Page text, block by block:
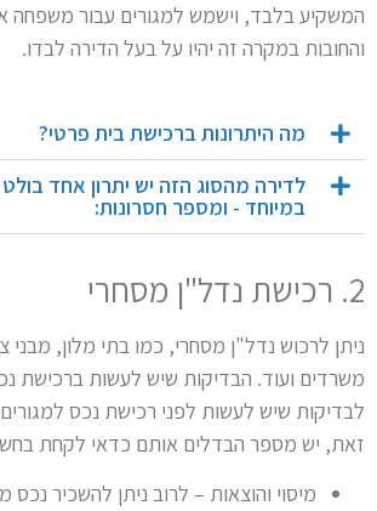
המשקיע בלבד, וישמש למגורים עבור משפחה
והחובות במקרה זה יהיו על בעל הדירה לבדו.
מה היתרונות ברכישת בית פרטי?
לדירה מהסוג הזה יש יתרון אחד
במיוחד - ומספר חסרונות:
2. רכישת נדל"ן מסחרי
ניתן לרכוש נדל"ן מסחרי, כמו בתי מלון, מבני
משרדים ועוד. הבדיקות שיש לעשות ברכישת
לבדיקות שיש לעשות לפני רכישת נכס
זאת, יש מספר הבדלים אותם כדאי לקחת
מיסוי והוצאות – לרוב ניתן להשכיר